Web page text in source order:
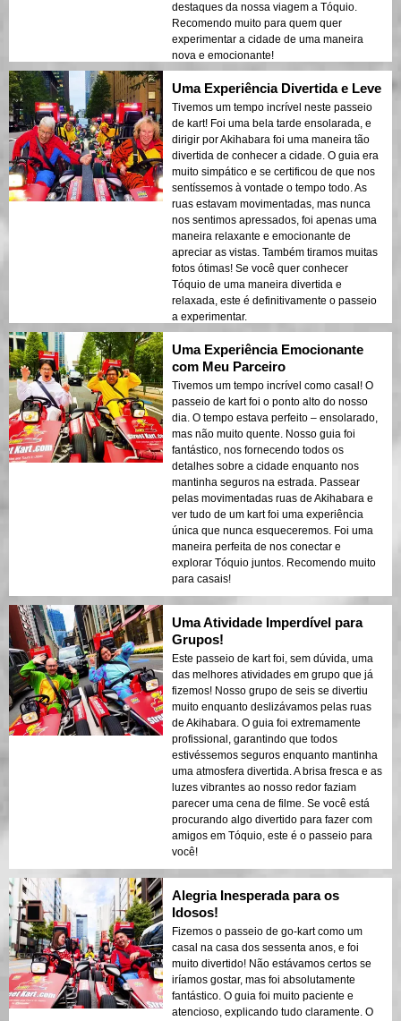
destaques da nossa viagem a Tóquio.
Recomendo muito para quem quer
experimentar a cidade de uma maneira
nova e emocionante!
Uma Experiência Divertida e Leve
Tivemos um tempo incrível neste passeio
de kart! Foi uma bela tarde ensolarada, e
dirigir por Akihabara foi uma maneira tão
divertida de conhecer a cidade. O guia era
muito simpático e se certificou de que nos
sentíssemos à vontade o tempo todo. As
ruas estavam movimentadas, mas nunca
nos sentimos apressados, foi apenas uma
maneira relaxante e emocionante de
apreciar as vistas. Também tiramos muitas
fotos ótimas! Se você quer conhecer
Tóquio de uma maneira divertida e
relaxada, este é definitivamente o passeio
a experimentar.
Uma Experiência Emocionante
com Meu Parceiro
Tivemos um tempo incrível como casal! O
passeio de kart foi o ponto alto do nosso
dia. O tempo estava perfeito – ensolarado,
mas não muito quente. Nosso guia foi
fantástico, nos fornecendo todos os
detalhes sobre a cidade enquanto nos
mantinha seguros na estrada. Passear
pelas movimentadas ruas de Akihabara e
ver tudo de um kart foi uma experiência
única que nunca esqueceremos. Foi uma
maneira perfeita de nos conectar e
explorar Tóquio juntos. Recomendo muito
para casais!
Uma Atividade Imperdível para
Grupos!
Este passeio de kart foi, sem dúvida, uma
das melhores atividades em grupo que já
fizemos! Nosso grupo de seis se divertiu
muito enquanto deslizávamos pelas ruas
de Akihabara. O guia foi extremamente
profissional, garantindo que todos
estivéssemos seguros enquanto mantinha
uma atmosfera divertida. A brisa fresca e as
luzes vibrantes ao nosso redor faziam
parecer uma cena de filme. Se você está
procurando algo divertido para fazer com
amigos em Tóquio, este é o passeio para
você!
Alegria Inesperada para os
Idosos!
Fizemos o passeio de go-kart como um
casal na casa dos sessenta anos, e foi
muito divertido! Não estávamos certos se
iríamos gostar, mas foi absolutamente
fantástico. O guia foi muito paciente e
atencioso, explicando tudo claramente. O